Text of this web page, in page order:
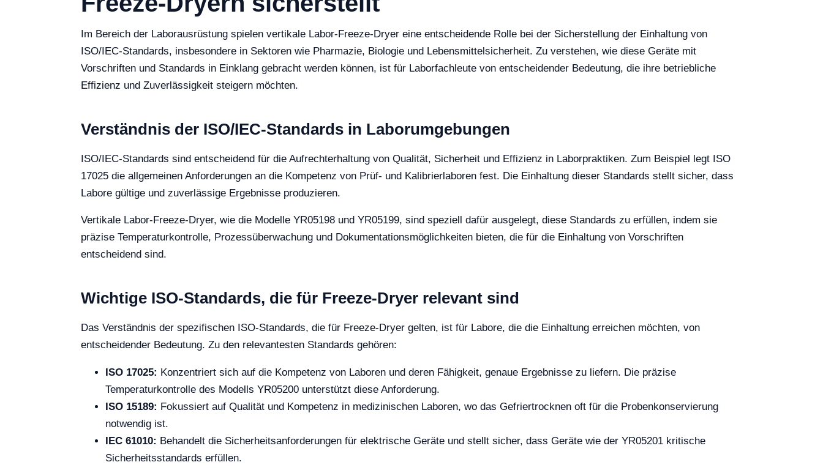
Im Bereich der Laborausrüstung spielen vertikale Labor-Freeze-Dryer eine entscheidende Rolle bei der Sicherstellung der Einhaltung von
ISO/IEC-Standards, insbesondere in Sektoren wie Pharmazie, Biologie und Lebensmittelsicherheit. Zu verstehen, wie diese Geräte mit
Vorschriften und Standards in Einklang gebracht werden können, ist für Laborfachleute von entscheidender Bedeutung, die ihre betriebliche
Effizienz und Zuverlässigkeit steigern möchten.
Verständnis der ISO/IEC-Standards in Laborumgebungen
ISO/IEC-Standards sind entscheidend für die Aufrechterhaltung von Qualität, Sicherheit und Effizienz in Laborpraktiken. Zum Beispiel legt ISO
17025 die allgemeinen Anforderungen an die Kompetenz von Prüf- und Kalibrierlaboren fest. Die Einhaltung dieser Standards stellt sicher, dass
Labore gültige und zuverlässige Ergebnisse produzieren.
Vertikale Labor-Freeze-Dryer, wie die Modelle YR05198 und YR05199, sind speziell dafür ausgelegt, diese Standards zu erfüllen, indem sie
präzise Temperaturkontrolle, Prozessüberwachung und Dokumentationsmöglichkeiten bieten, die für die Einhaltung von Vorschriften
entscheidend sind.
Wichtige ISO-Standards, die für Freeze-Dryer relevant sind
Das Verständnis der spezifischen ISO-Standards, die für Freeze-Dryer gelten, ist für Labore, die die Einhaltung erreichen möchten, von
entscheidender Bedeutung. Zu den relevantesten Standards gehören:
ISO 17025: Konzentriert sich auf die Kompetenz von Laboren und deren Fähigkeit, genaue Ergebnisse zu liefern. Die präzise
Temperaturkontrolle des Modells YR05200 unterstützt diese Anforderung.
ISO 15189: Fokussiert auf Qualität und Kompetenz in medizinischen Laboren, wo das Gefriertrocknen oft für die Probenkonservierung
notwendig ist.
IEC 61010: Behandelt die Sicherheitsanforderungen für elektrische Geräte und stellt sicher, dass Geräte wie der YR05201 kritische
Sicherheitsstandards erfüllen.